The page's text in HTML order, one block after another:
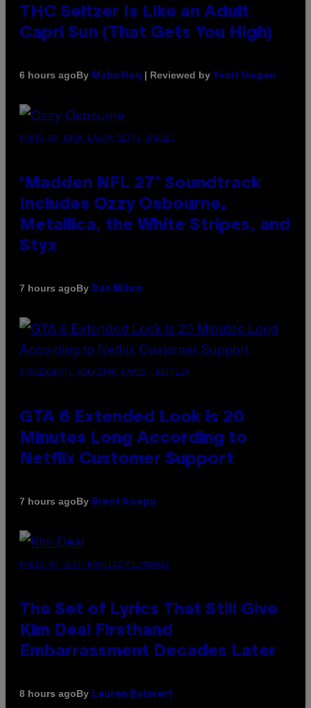
THC Seltzer Is Like an Adult
Capri Sun (That Gets You High)
6 hours agoBy Maha Haq | Reviewed by Ysolt Usigan
PHOTO BY NICK LAHAM/GETTY IMAGES
‘Madden NFL 27’ Soundtrack
Includes Ozzy Osbourne,
Metallica, the White Stripes, and
Styx
7 hours agoBy Dan Milam
SCREENSHOT: ROCKSTAR GAMES, NETFLIX
GTA 6 Extended Look is 20
Minutes Long According to
Netflix Customer Support
7 hours agoBy Brent Koepp
PHOTO BY JEFF KRAVITZ/FILMMAGIC
The Set of Lyrics That Still Give
Kim Deal Firsthand
Embarrassment Decades Later
8 hours agoBy Lauren Boisvert